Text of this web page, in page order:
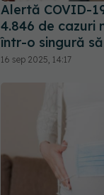
Alertă COVID-
4.846 de cazuri
într-o singură
16 sep 2025, 14:17